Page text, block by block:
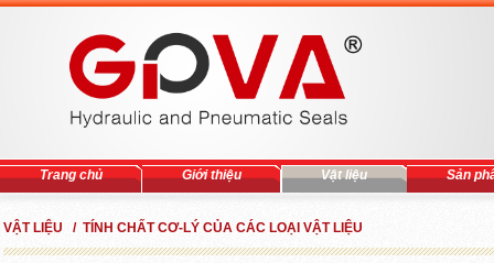
Trang chủ Giới thiệu Vật liệu Sản
VẬT LIỆU / TÍNH CHẤT CƠ-LÝ CỦA CÁC LOẠI VẬT LIỆU